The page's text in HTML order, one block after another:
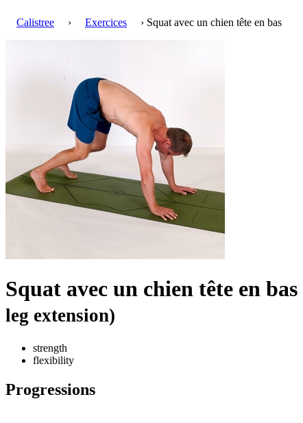
Calistree › Exercices › Squat avec un chien tête en bas
Squat avec un chien tête en bas
leg extension)
strength
flexibility
Progressions